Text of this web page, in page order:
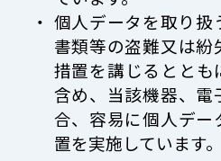
個人データを取り扱
書類等の盗難又は
措置を講じるととも
含め、当該機器、
合、容易に個人デ
置を実施しています。